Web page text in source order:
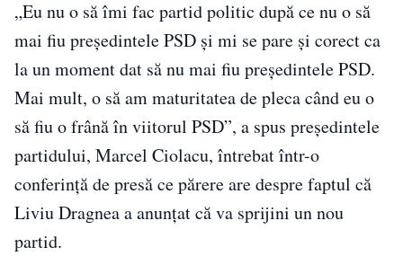
„Eu nu o să îmi fac partid politic după ce nu o să
mai fiu preşedintele PSD şi mi se pare şi corect ca
la un moment dat să nu mai fiu preşedintele PSD.
Mai mult, o să am maturitatea de pleca când eu o
să fiu o frână în viitorul PSD”, a spus preşedintele
partidului, Marcel Ciolacu, întrebat într-o
conferinţă de presă ce părere are despre faptul că
Liviu Dragnea a anunţat că va sprijini un nou
partid.